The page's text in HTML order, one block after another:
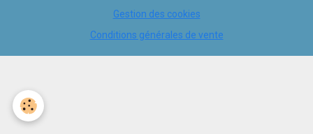
Gestion des cookies
Conditions générales de vente